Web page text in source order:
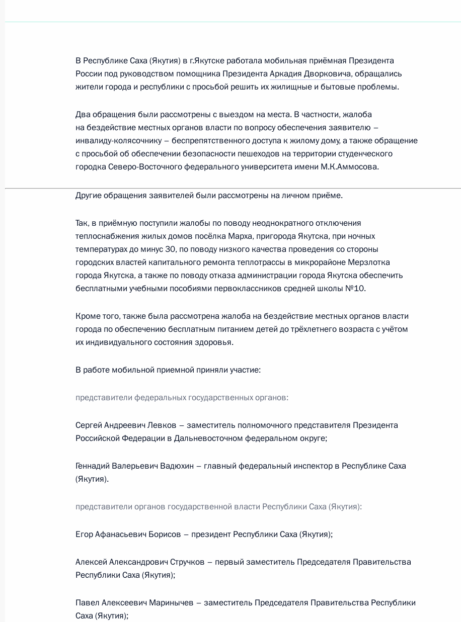
16 ноября 2011 года, 17:30
мобильной приёмной Президента в Республике Калмыкия
16 ноября 2011 года, 16:30
мобильной приёмной Президента в Тверской области
Исполнены пункты 4 и 5 перечня поручений, данных по итогам работы мобильной
приёмной Президента в Республике Марий Эл
16 ноября 2011 года, 10:40
О ходе исполнения пунктов 4 и 5 перечня поручений, данных по итогам работы
мобильной приёмной Президента в Костромской области
мобильной приёмной Президента в городе Коломне Московской области
16 ноября 2011 года, 10:20
О ходе исполнения поручения об обеспечении населения топливом, данного
Архангельской области
16 ноября 2011 года, 10:10
О ходе исполнения пункта 7 перечня поручений, данных по итогам работы
16 ноября 2011 года, 10:00
В Республике Саха (Якутия) в г.Якутске работала мобильная приёмная Президента
России под руководством помощника ПрезидентаАркадия Дворковича, обращались
жители города и республики с просьбой решить их жилищные и бытовые проблемы.
Два обращения были рассмотрены с выездом на места. В частности, жалоба
на бездействие местных органов власти по вопросу обеспечения заявителю –
инвалиду-колясочнику – беспрепятственного доступа к жилому дому, а также обращение
с просьбой об обеспечении безопасности пешеходов на территории студенческого
городка Северо-Восточного федерального университета имени М.К.Аммосова.
Другие обращения заявителей были рассмотрены на личном приёме.
Так, в приёмную поступили жалобы по поводу неоднократного отключения
теплоснабжения жилых домов посёлка Марха, пригорода Якутска, при ночных
температурах до минус 30, по поводу низкого качества проведения со стороны
городских властей капитального ремонта теплотрассы в микрорайоне Мерзлотка
города Якутска, а также по поводу отказа администрации города Якутска обеспечить
бесплатными учебными пособиями первоклассников средней школы №10.
Кроме того, также была рассмотрена жалоба на бездействие местных органов власти
города по обеспечению бесплатным питанием детей до трёхлетнего возраста с учётом
их индивидуального состояния здоровья.
В работе мобильной приемной приняли участие:
представители федеральных государственных органов:
Сергей Андреевич Левков – заместитель полномочного представителя Президента
Российской Федерации в Дальневосточном федеральном округе;
Геннадий Валерьевич Вадюхин – главный федеральный инспектор в Республике Саха
(Якутия).
представители органов государственной власти Республики Саха (Якутия):
Егор Афанасьевич Борисов – президент Республики Саха (Якутия);
Алексей Александрович Стручков – первый заместитель Председателя Правительства
Республики Саха (Якутия);
Павел Алексеевич Маринычев – заместитель Председателя Правительства Республики
Саха (Якутия);